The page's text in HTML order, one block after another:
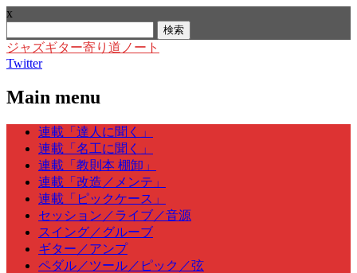
x
索:
ジャズギター寄り道ノート
Twitter
Main menu
Skip
content
連載「達人に聞く」
連載「名工に聞く」
連載「教則本 棚卸」
連載「改造／メンテ」
連載「ピックケース」
セッション／ライブ／音源
スイング／グルーブ
ギター／アンプ
ペダル／ツール／ピック／弦